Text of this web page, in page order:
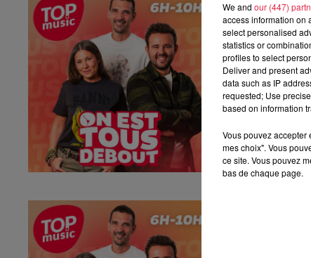
Vendredi 03
We and our (447)
access information on
select personalised
statistics or
profiles to select
Deliver and present
data such as IP
requested; Use
based on information
Vous pouvez accepter
mes choix". Vous
ce site. Vous pouvez
bas de chaque page.